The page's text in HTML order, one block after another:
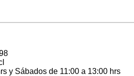
y Sábados de 11:00 a 13:00 hrs